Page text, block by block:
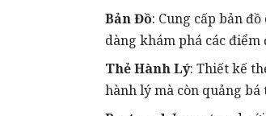
Bản Đồ: Cung cấp bản
dàng khám phá các điểm
Thẻ Hành Lý: Thiết kế
hành lý mà còn quảng